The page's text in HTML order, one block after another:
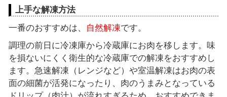
上手な解凍方法
一番のおすすめは、
自然解凍です。
調理の前日に冷凍庫から冷蔵庫にお肉を移します。味
を損ないにくく衛生的な冷蔵庫での解凍をおすすめし
ます。急速解凍（レンジなど）や室温解凍はお肉の表
面の細菌が活発になったり、肉のうまみとなっている